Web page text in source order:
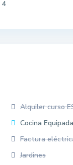
4
Alquiler curso
Cocina Equipada
Factura
Jardines